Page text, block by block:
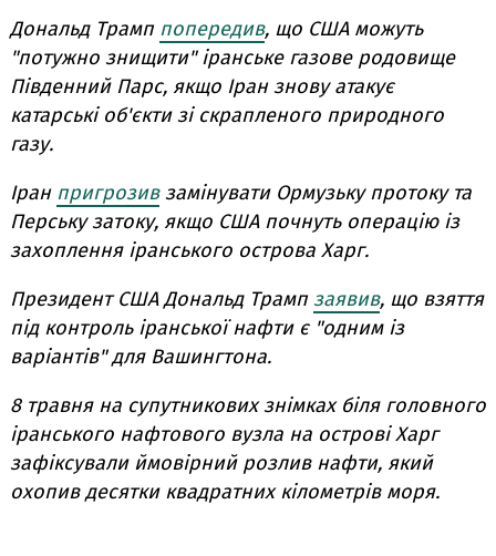
Дональд Трамп попередив, що США можуть
"потужно знищити" іранське газове родовище
Південний Парс, якщо Іран знову атакує
катарські об'єкти зі скрапленого природного
газу.
Іран пригрозивзамінувати Ормузьку протоку та
Перську затоку, якщо США почнуть операцію із
захоплення іранського острова Харг.
Президент США Дональд Трампзаявив, що взяття
під контроль іранської нафти є "одним із
варіантів" для Вашингтона.
8 травня на супутникових знімках біля головного
іранського нафтового вузла на острові Харг
зафіксували ймовірний розлив нафти, який
охопив десятки квадратних кілометрів моря.